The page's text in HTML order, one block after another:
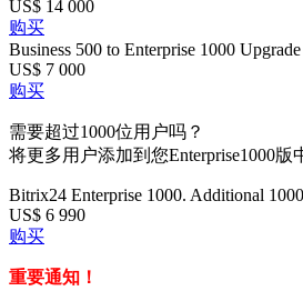
US$ 14 000
购买
Business 500 to Enterprise 1000 Upgrade
US$ 7 000
购买
需要超过1000位用户吗？
将更多用户添加到您Enterprise1000版
Bitrix24 Enterprise 1000. Additional
US$ 6 990
购买
重要通知！